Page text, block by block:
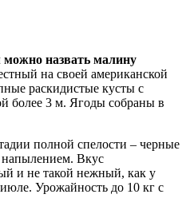
можно назвать малину
на своей американской
раскидистые кусты с
более 3 м. Ягоды собраны в
полной спелости – черные
Вкус
и не такой нежный, как у
Урожайность до 10 кг с